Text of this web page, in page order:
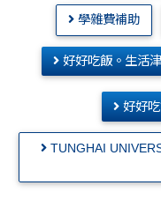
學雜費補助
好好吃飯。生活
好好吃
TUNGHAI